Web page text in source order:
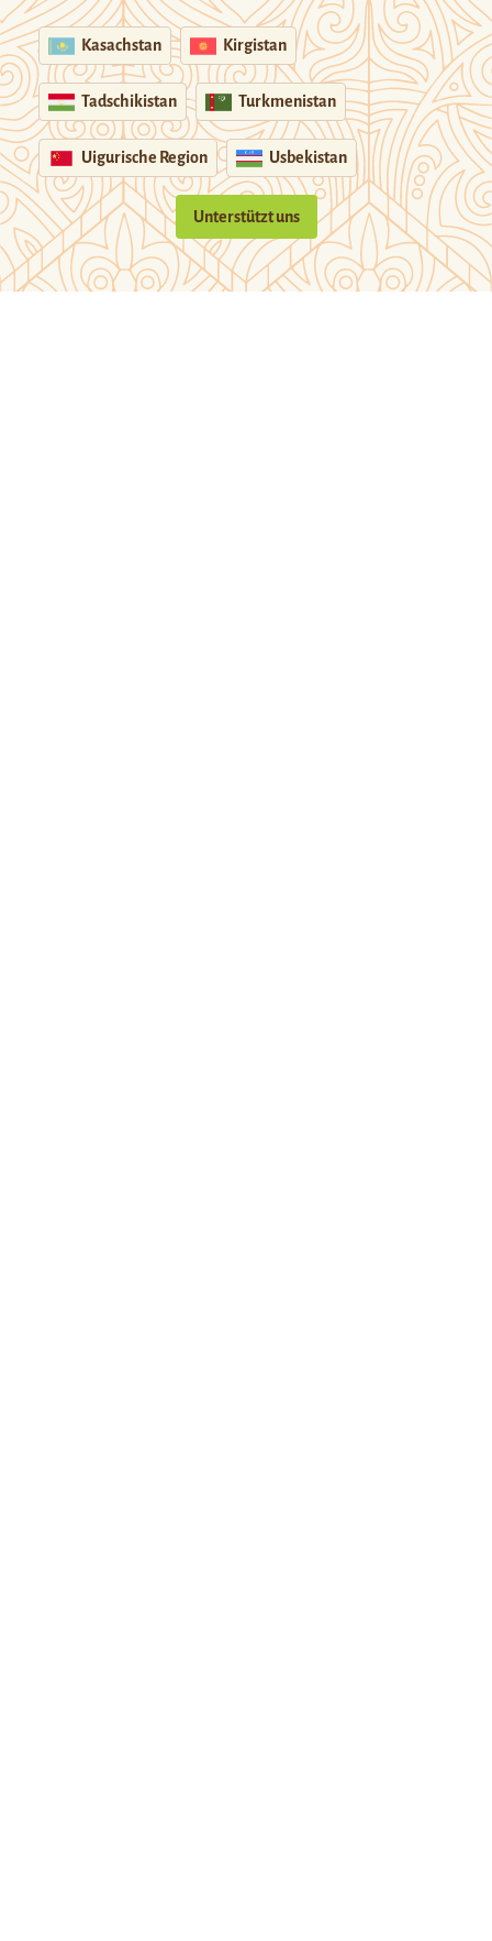
Kasachstan Kirgistan
Tadschikistan Turkmenistan
Uigurische Region Usbekistan
Unterstützt uns